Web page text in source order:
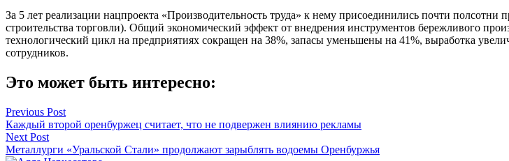
За 5 лет реализации нацпроекта «Производительность труда» к нему присоединились почти
строительства торговли). Общий экономический эффект от внедрения инструментов бережливого
технологический цикл на предприятиях сокращен на 38%, запасы уменьшены на 41%, выработка
сотрудников.
Это может быть интересно:
Навигация
по
записям
Previous Post
Каждый второй оренбуржец считает, что не подвержен влиянию рекламы
Next Post
Металлурги «Уральской Стали» продолжают зарыблять водоемы Оренбуржья